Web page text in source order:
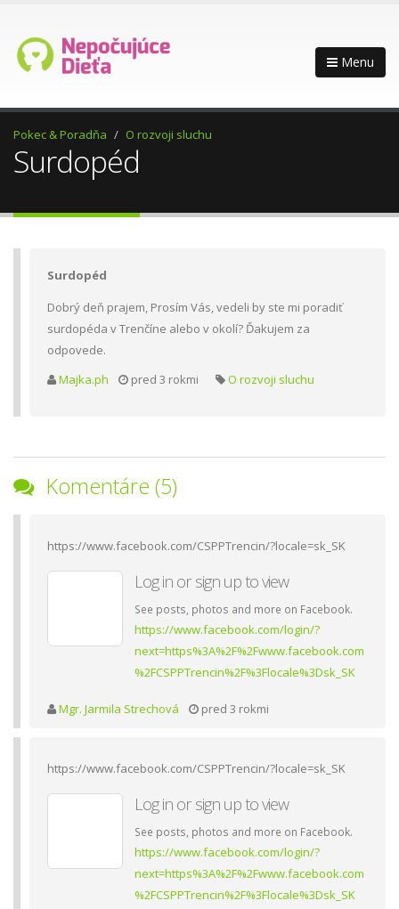
Menu
Pokec & Poradňa O rozvoji sluchu
Surdopéd
Surdopéd
Dobrý deň prajem, Prosím Vás, vedeli by ste mi poradiť
surdopéda v Trenčíne alebo v okolí? Ďakujem za
odpovede.
Majka.ph
pred 3 rokmi O rozvoji sluchu
Komentáre (5)
https://www.facebook.com/CSPPTrencin/?locale=sk_SK
Log in or sign up to view
See posts, photos and more on Facebook.
https://www.facebook.com/login/?
next=https%3A%2F%2Fwww.facebook.com
%2FCSPPTrencin%2F%3Flocale%3Dsk_SK
Mgr. Jarmila Strechová pred 3 rokmi
https://www.facebook.com/CSPPTrencin/?locale=sk_SK
Log in or sign up to view
See posts, photos and more on Facebook.
https://www.facebook.com/login/?
next=https%3A%2F%2Fwww.facebook.com
%2FCSPPTrencin%2F%3Flocale%3Dsk_SK